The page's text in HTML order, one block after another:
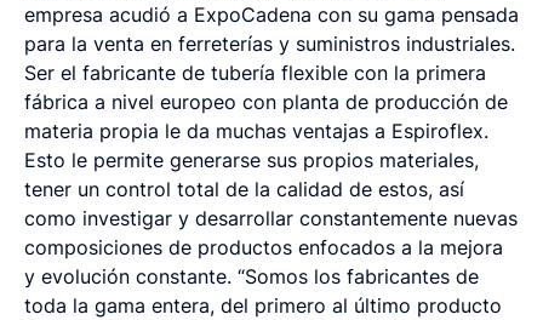
empresa acudió a ExpoCadena con su gama pensada
para la venta en ferreterías y suministros industriales.
Ser el fabricante de tubería flexible con la primera
fábrica a nivel europeo con planta de producción de
materia propia le da muchas ventajas a Espiroflex.
Esto le permite generarse sus propios materiales,
tener un control total de la calidad de estos, así
como investigar y desarrollar constantemente nuevas
composiciones de productos enfocados a la mejora
y evolución constante. “Somos los fabricantes de
toda la gama entera, del primero al último producto